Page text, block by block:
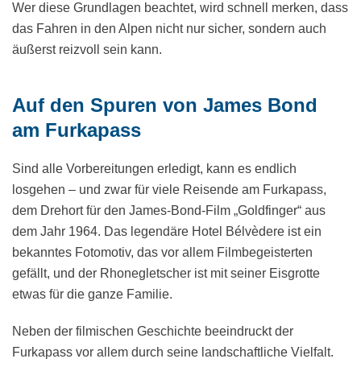
Wer diese Grundlagen beachtet, wird schnell merken, dass
das Fahren in den Alpen nicht nur sicher, sondern auch
äußerst reizvoll sein kann.
Auf den Spuren von James Bond
am Furkapass
Sind alle Vorbereitungen erledigt, kann es endlich
losgehen – und zwar für viele Reisende am Furkapass,
dem Drehort für den James-Bond-Film „Goldfinger“ aus
dem Jahr 1964. Das legendäre Hotel Bélvèdere ist ein
bekanntes Fotomotiv, das vor allem Filmbegeisterten
gefällt, und der Rhonegletscher ist mit seiner Eisgrotte
etwas für die ganze Familie.
Neben der filmischen Geschichte beeindruckt der
Furkapass vor allem durch seine landschaftliche Vielfalt.